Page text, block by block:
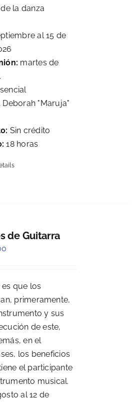
la danza
al 15 de
martes de
Deborah "Maruja"
Sin crédito
18 horas
de Guitarra
que los
primeramente,
y sus
de este,
en el
los beneficios
el participante
musical.
al 12 de